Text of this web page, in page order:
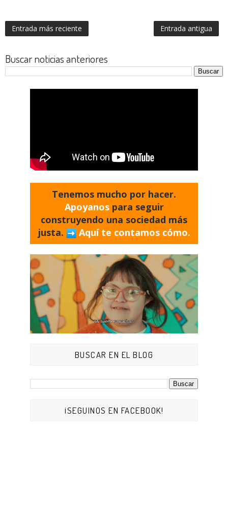
Entrada más reciente Entrada antigua
Buscar noticias anteriores
Tenemos mucho por hacer.
Apoyanos para seguir
construyendo una sociedad más
justa.
Aquí te contamos cómo.
BUSCAR EN EL BLOG
¡SEGUINOS EN FACEBOOK!